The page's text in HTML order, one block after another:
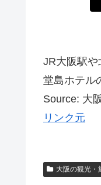
JR大阪駅
堂島ホテル
Source: 大
リンク元
大阪の観光・